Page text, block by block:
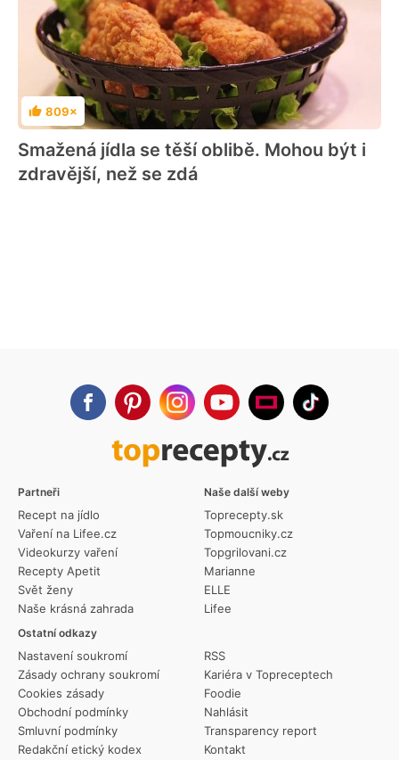
Hodnocení
809×
Smažená jídla se těší oblibě. Mohou být i
zdravější, než se zdá
Partneři
Recept na jídlo
Vaření na Lifee.cz
Videokurzy vaření
Recepty Apetit
Svět ženy
Naše krásná zahrada
Ostatní odkazy
Nastavení soukromí
Zásady ochrany soukromí
Cookies zásady
Obchodní podmínky
Smluvní podmínky
Redakční etický kodex
RSS
Kariéra v Topreceptech
Foodie
Nahlásit
Transparency report
Kontakt
Naše další weby
Toprecepty.sk
Topmoucniky.cz
Topgrilovani.cz
Marianne
ELLE
Lifee